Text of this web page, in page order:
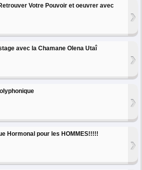
Votre Pouvoir et oeuvrer avec
›
avec la Chamane Olena Utaî ›
›
Hormonal pour les HOMMES!!!!! ›